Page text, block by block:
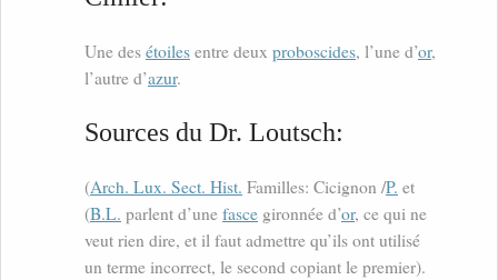
Une des étoiles entre deux proboscides, l’une d’or,
l’autre d’azur.
Sources du Dr. Loutsch:
(Arch. Lux. Sect. Hist. Familles: Cicignon /P. et
(B.L. parlent d’une fasce gironnée d’or, ce qui ne
veut rien dire, et il faut admettre qu’ils ont utilisé
un terme incorrect, le second copiant le premier).